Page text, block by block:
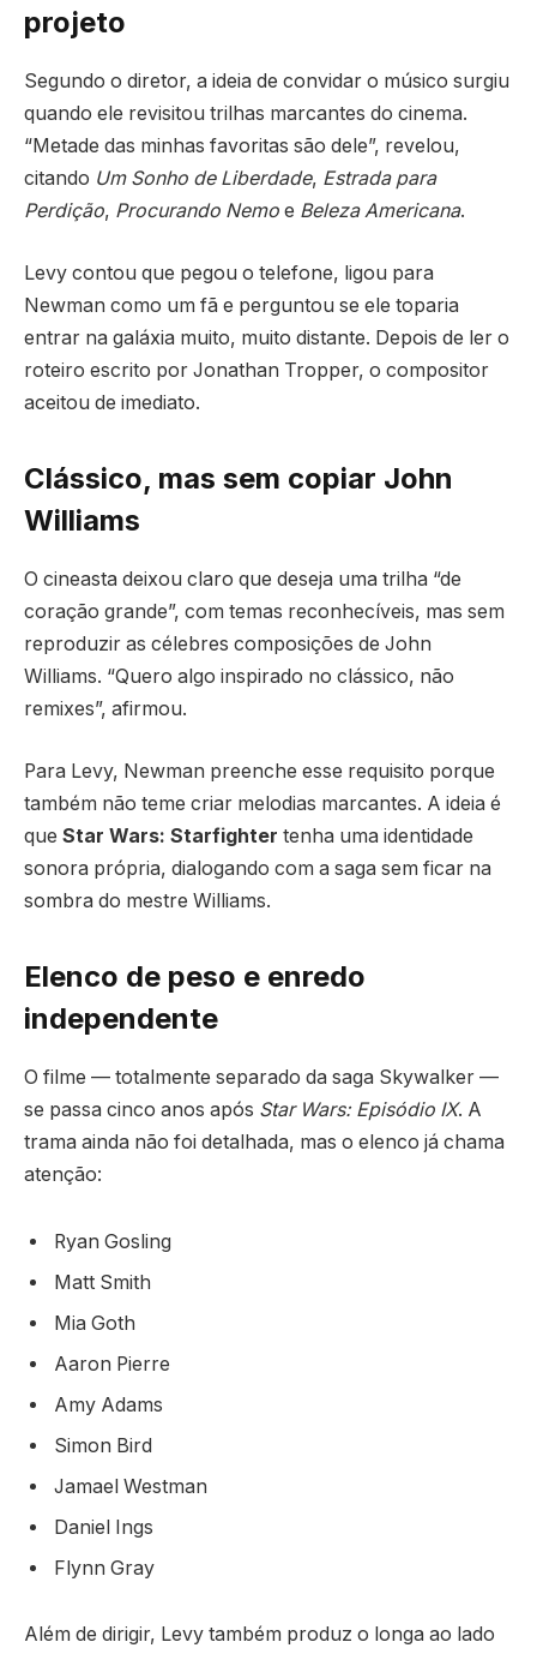
projeto
Segundo o diretor, a ideia de convidar o músico surgiu
quando ele revisitou trilhas marcantes do cinema.
“Metade das minhas favoritas são dele”, revelou,
citando Um Sonho de Liberdade, Estrada para
Perdição, Procurando Nemo e Beleza Americana.
Levy contou que pegou o telefone, ligou para
Newman como um fã e perguntou se ele toparia
entrar na galáxia muito, muito distante. Depois de ler o
roteiro escrito por Jonathan Tropper, o compositor
aceitou de imediato.
Clássico, mas sem copiar John
Williams
O cineasta deixou claro que deseja uma trilha “de
coração grande”, com temas reconhecíveis, mas sem
reproduzir as célebres composições de John
Williams. “Quero algo inspirado no clássico, não
remixes”, afirmou.
Para Levy, Newman preenche esse requisito porque
também não teme criar melodias marcantes. A ideia é
que Star Wars: Starfighter tenha uma identidade
sonora própria, dialogando com a saga sem ficar na
sombra do mestre Williams.
Elenco de peso e enredo
independente
O filme — totalmente separado da saga Skywalker —
se passa cinco anos após Star Wars: Episódio IX. A
trama ainda não foi detalhada, mas o elenco já chama
atenção:
Ryan Gosling
Matt Smith
Mia Goth
Aaron Pierre
Amy Adams
Simon Bird
Jamael Westman
Daniel Ings
Flynn Gray
Além de dirigir, Levy também produz o longa ao lado